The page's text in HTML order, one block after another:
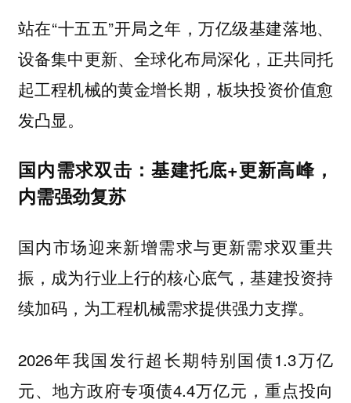
站在“十五五”开局之年，万亿级基建落地、
设备集中更新、全球化布局深化，正共同托
起工程机械的黄金增长期，板块投资价值愈
发凸显。
国内需求双击：基建托底+更新高峰，
内需强劲复苏
国内市场迎来新增需求与更新需求双重共
振，成为行业上行的核心底气，基建投资持
续加码，为工程机械需求提供强力支撑。
2026年我国发行超长期特别国债1.3万亿
元、地方政府专项债4.4万亿元，重点投向